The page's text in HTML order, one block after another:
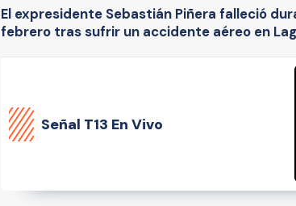
El expresidente Sebastián Piñera falleció
febrero tras sufrir un accidente aéreo en
Señal T13 En Vivo